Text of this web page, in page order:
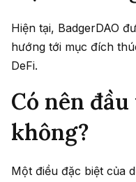
Hiện tại, BadgerDAO
hướng tới mục đích
DeFi.
Có nên
không?
Một điều đặc biệt của